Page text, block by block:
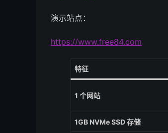
演示站点：
https://www.free84.com
特征
1 个网站
1GB NVMe SSD 存储